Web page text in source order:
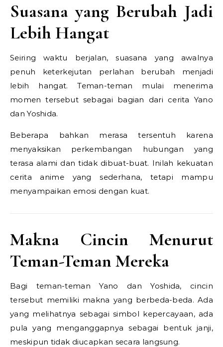
Suasana yang Berubah Jadi
Lebih Hangat
Seiring waktu berjalan, suasana yang awalnya
penuh keterkejutan perlahan berubah menjadi
lebih hangat. Teman-teman mulai menerima
momen tersebut sebagai bagian dari cerita Yano
dan Yoshida.
Beberapa bahkan merasa tersentuh karena
menyaksikan perkembangan hubungan yang
terasa alami dan tidak dibuat-buat. Inilah kekuatan
cerita anime yang sederhana, tetapi mampu
menyampaikan emosi dengan kuat.
Makna Cincin Menurut
Teman-Teman Mereka
Bagi teman-teman Yano dan Yoshida, cincin
tersebut memiliki makna yang berbeda-beda. Ada
yang melihatnya sebagai simbol kepercayaan, ada
pula yang menganggapnya sebagai bentuk janji,
meskipun tidak diucapkan secara langsung.